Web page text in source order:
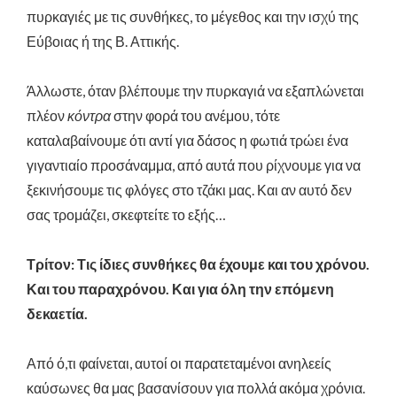
πυρκαγιές με τις συνθήκες, το μέγεθος και την ισχύ της
Εύβοιας ή της Β. Αττικής.
Άλλωστε, όταν βλέπουμε την πυρκαγιά να εξαπλώνεται
πλέονκόντραστην φορά του ανέμου, τότε
καταλαβαίνουμε ότι αντί για δάσος η φωτιά τρώει ένα
γιγαντιαίο προσάναμμα, από αυτά που ρίχνουμε για να
ξεκινήσουμε τις φλόγες στο τζάκι μας. Και αν αυτό δεν
σας τρομάζει, σκεφτείτε το εξής…
Τρίτον: Τις ίδιες συνθήκες θα έχουμε και του χρόνου.
Και του παραχρόνου. Και για όλη την επόμενη
δεκαετία.
Από ό,τι φαίνεται, αυτοί οι παρατεταμένοι ανηλεείς
καύσωνες θα μας βασανίσουν για πολλά ακόμα χρόνια.